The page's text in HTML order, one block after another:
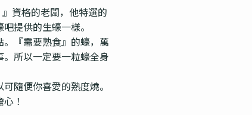
資格的老闆，他特選的
提供的生蠔一樣。
『需要熟食』的蠔，萬
所以一定要一粒蠔全身
隨便你喜愛的熟度燒。
！